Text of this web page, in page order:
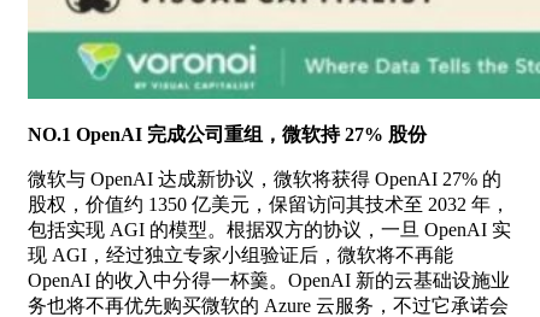
NO.1 OpenAI 完成公司重组，微软持 27% 股份
微软与 OpenAI 达成新协议，微软将获得 OpenAI 27% 的
股权，价值约 1350 亿美元，保留访问其技术至 2032 年，
包括实现 AGI 的模型。根据双方的协议，一旦 OpenAI 实
现 AGI，经过独立专家小组验证后，微软将不再能
OpenAI 的收入中分得一杯羹。OpenAI 新的云基础设施业
务也将不再优先购买微软的 Azure 云服务，不过它承诺会